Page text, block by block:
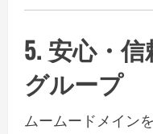
5. 安心・信
グループ
ムームードメイン